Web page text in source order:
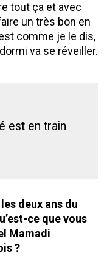
tout ça et avec
un très bon en
comme je le dis,
va se réveiller.
est en train
deux ans du
ce que vous
Mamadi
?